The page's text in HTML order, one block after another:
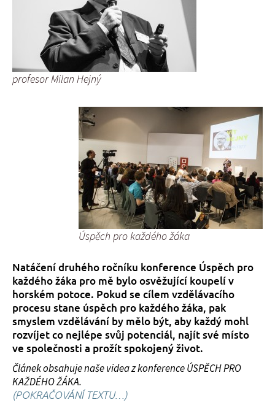
profesor Milan Hejný
Úspěch pro každého žáka
Natáčení druhého ročníku konference Úspěch pro
každého žáka pro mě bylo osvěžující koupelí v
horském potoce. Pokud se cílem vzdělávacího
procesu stane úspěch pro každého žáka, pak
smyslem vzdělávání by mělo být, aby každý mohl
rozvíjet co nejlépe svůj potenciál, najít své místo
ve společnosti a prožít spokojený život.
Článek obsahuje naše videa z konference ÚSPĚCH PRO
KAŽDÉHO ŽÁKA.
(POKRAČOVÁNÍ TEXTU…)